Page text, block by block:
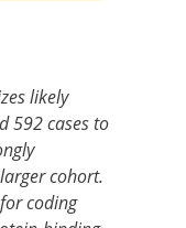
likely
592 cases to
cohort.
coding